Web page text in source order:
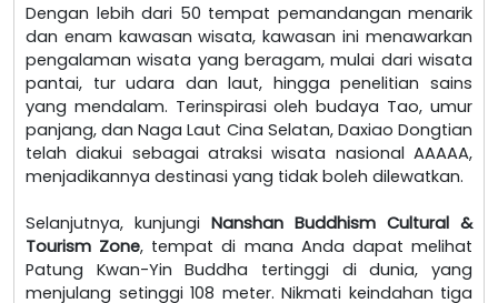
Dengan lebih dari 50 tempat pemandangan menarik
dan enam kawasan wisata, kawasan ini menawarkan
pengalaman wisata yang beragam, mulai dari wisata
pantai, tur udara dan laut, hingga penelitian sains
yang mendalam. Terinspirasi oleh budaya Tao, umur
panjang, dan Naga Laut Cina Selatan, Daxiao Dongtian
telah diakui sebagai atraksi wisata nasional AAAAA,
menjadikannya destinasi yang tidak boleh dilewatkan.
Selanjutnya, kunjungi Nanshan Buddhism Cultural &
Tourism Zone, tempat di mana Anda dapat melihat
Patung Kwan-Yin Buddha tertinggi di dunia, yang
menjulang setinggi 108 meter. Nikmati keindahan tiga